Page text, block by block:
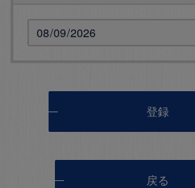
登録
戻る